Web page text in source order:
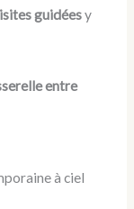
guidéesy
entre
à ciel